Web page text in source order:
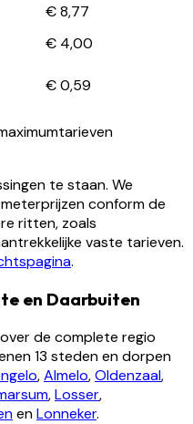
€ 8,77
€ 4,00
€ 0,59
te staan. We
conform de
ritten, zoals
vaste tarieven.
.
en Daarbuiten
de complete regio
13 steden en dorpen
,Almelo,Oldenzaal,
,Losser,
enLonneker.